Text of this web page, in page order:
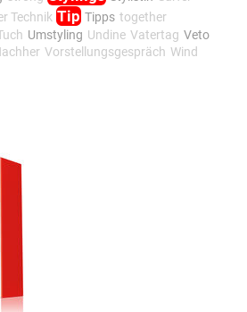
Technik Tip Tipps together
Umstyling Undine Vatertag Veto
Vorstellungsgespräch Wind